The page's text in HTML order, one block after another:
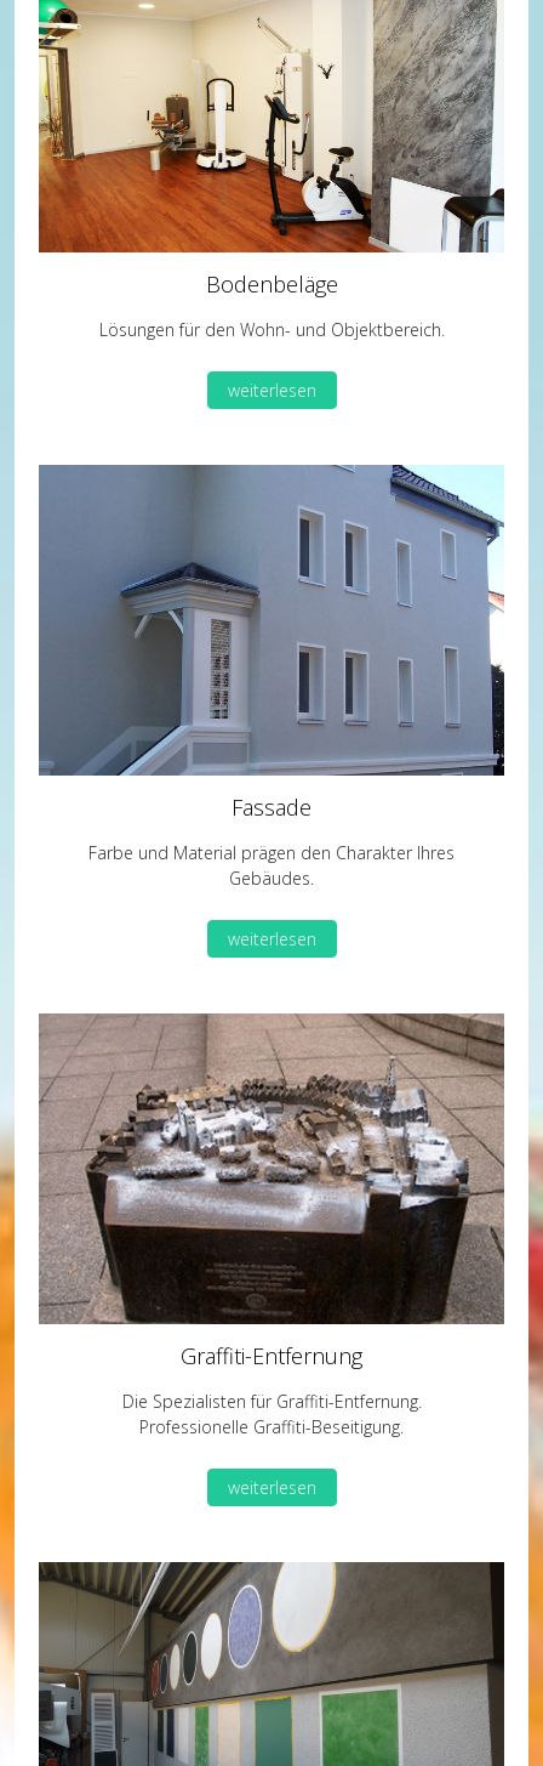
Bodenbeläge
Lösungen für den Wohn- und Objektbereich.
weiterlesen
Fassade
Farbe und Material prägen den Charakter Ihres
Gebäudes.
weiterlesen
Graffiti-Entfernung
Die Spezialisten für Graffiti-Entfernung.
Professionelle Graffiti-Beseitigung.
weiterlesen